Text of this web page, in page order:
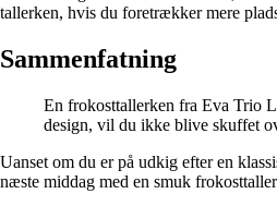
tallerken, hvis du foretrækker mere
Sammenfatning
En frokosttallerken fra Eva Trio
design, vil du ikke blive skuffet
Uanset om du er på udkig efter en
næste middag med en smuk